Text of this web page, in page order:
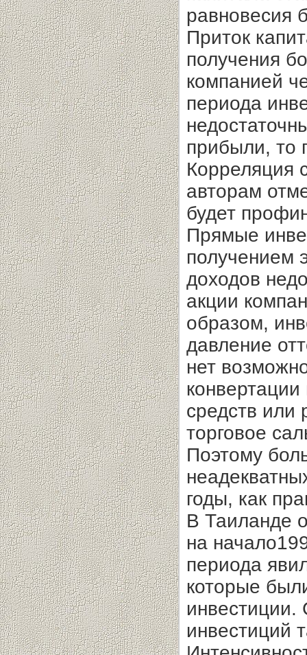
равновесия
Приток
получения
компанией
периода
прибыли, то
Корреляция
авторам
будет
Прямые
получением
доходов
акции
образом,
давление
нет
средств или
торговое
Поэтому
годы, как
В Таиланде
на
периода
которые
инвестиции.
инвестиций